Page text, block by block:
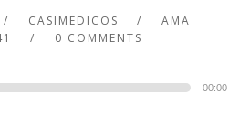
CASIMEDICOS
AMA
0 COMMENTS
00:00